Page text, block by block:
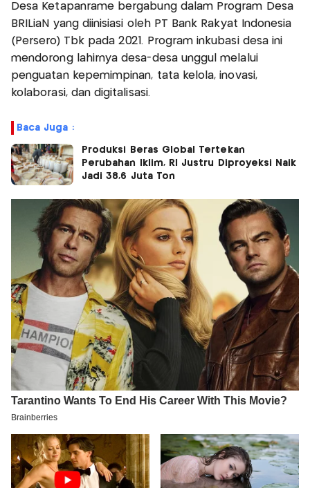
Desa Ketapanrame bergabung dalam Program Desa
BRILiaN yang diinisiasi oleh PT Bank Rakyat Indonesia
(Persero) Tbk pada 2021. Program inkubasi desa ini
mendorong lahirnya desa-desa unggul melalui
penguatan kepemimpinan, tata kelola, inovasi,
kolaborasi, dan digitalisasi.
Baca Juga :
Produksi Beras Global Tertekan
Perubahan Iklim, RI Justru Diproyeksi Naik
Jadi 38,6 Juta Ton